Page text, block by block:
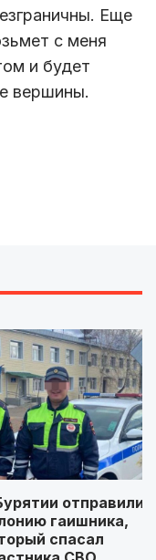
Еще
с меня
и будет
вершины.
отправили в
гаишника,
спасал